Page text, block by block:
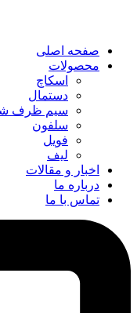
صفحه اصلی
محصولات
اسکاچ
دستمال
سیم ظرف
سلفون
فویل
لیف
اخبار و مقالات
درباره ما
تماس با ما